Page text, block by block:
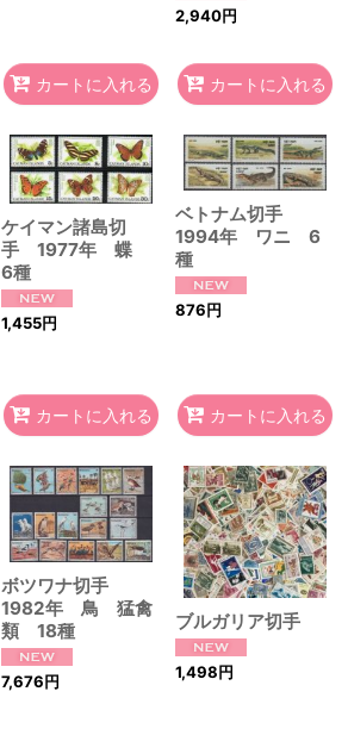
カートに入れる
2,940円
カートに入れる
ケイマン諸島切
手 1977年 蝶
6種
1,455円
カートに入れる
ベトナム切手
1994年 ワニ 6
種
876円
カートに入れる
ボツワナ切手
1982年 鳥 猛禽
類 18種
7,676円
ブルガリア切手
1,498円